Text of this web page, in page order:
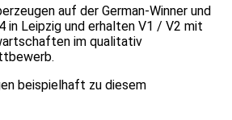
auf der German-Winner und
in Leipzig und erhalten V1 / V2 mit
im qualitativ
beispielhaft zu diesem